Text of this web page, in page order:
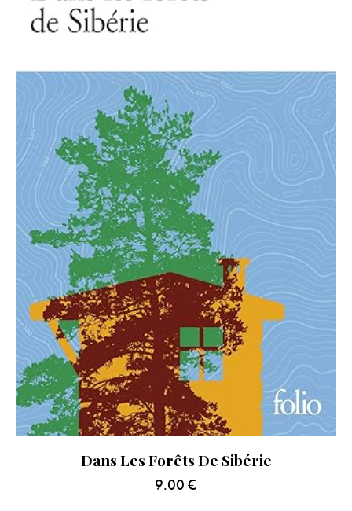
Dans Les Forêts De Sibérie
9.00 €